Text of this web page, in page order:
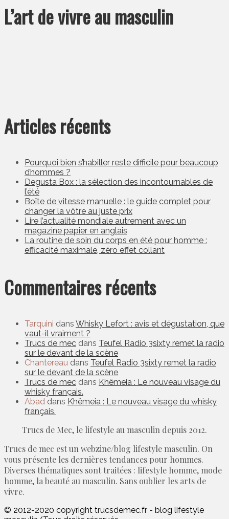
L’art de vivre au masculin
Articles récents
Pourquoi bien s’habiller reste difficile pour beaucoup
d’hommes ?
Degusta Box : la sélection des incontournables de
l’été
Boîte de vitesse manuelle : le guide complet pour
changer la vôtre au juste prix
Lire l’actualité mondiale autrement avec un
magazine papier en anglais
La routine de soin du corps en été pour homme :
efficacité maximale, zéro effet collant
Commentaires récents
Tarquini dans Whisky Lefort : avis et dégustation, que
vaut-il vraiment ?
Trucs de mec dans Teufel Radio 3sixty remet la radio
sur le devant de la scène
Chantereau dans Teufel Radio 3sixty remet la radio
sur le devant de la scène
Trucs de mec dans Khêmeia : Le nouveau visage du
whisky français.
Abad dans Khêmeia : Le nouveau visage du whisky
français.
Trucs de Mec, le lifestyle au masculin depuis 2012.
Trucs de mec est un webzine/blog lifestyle masculin. On
vous présente les dernières tendances pour hommes.
Diverses thématiques sont traitées : lifestyle homme, mode
homme, la beauté au masculin. Sans oublier les arts de
vivre.
© 2012-2020 copyright trucsdemec.fr - blog lifestyle